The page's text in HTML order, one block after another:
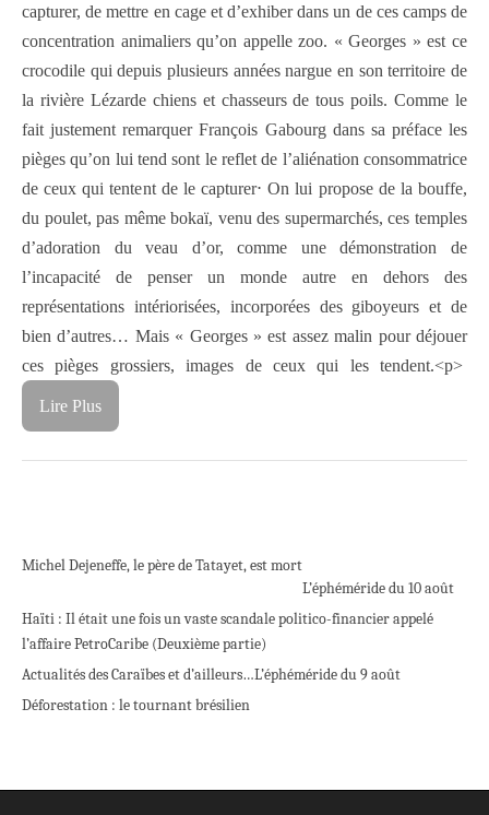
capturer, de mettre en cage et d’exhiber dans un de ces camps de
concentration animaliers qu’on appelle zoo. « Georges » est ce
crocodile qui depuis plusieurs années nargue en son territoire de
la rivière Lézarde chiens et chasseurs de tous poils. Comme le
fait justement remarquer François Gabourg dans sa préface les
pièges qu’on lui tend sont le reflet de l’aliénation consommatrice
de ceux qui tentent de le capturer⋅ On lui propose de la bouffe,
du poulet, pas même bokaï, venu des supermarchés, ces temples
d’adoration du veau d’or, comme une démonstration de
l’incapacité de penser un monde autre en dehors des
représentations intériorisées, incorporées des giboyeurs et de
bien d’autres… Mais « Georges » est assez malin pour déjouer
ces pièges grossiers, images de ceux qui les tendent.<p>
Lire Plus
Michel Dejeneffe, le père de Tatayet, est mort
L’éphéméride du 10 août
Haïti : Il était une fois un vaste scandale politico-financier appelé
l’affaire PetroCaribe (Deuxième partie)
Actualités des Caraïbes et d’ailleurs…L’éphéméride du 9 août
Déforestation : le tournant brésilien